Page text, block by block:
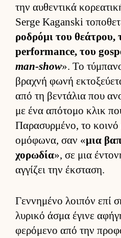
την αυ­θεντικά
Serge Kaganski
ροδρόμι του θεάτρου,
performance, του
man-show». Το
βραχνή φωνή
από τη βεντάλια που
με ένα απότομο κλικ
Παρασυρ­μένο, το κοινό
ομόφωνα, σαν «μια
χορωδία», σε μια
αγ­γίζει την έκ­σταση.
Γεν­νημένο λοι­πόν επί
λυρικό άσμα έγινε
φερόμενο από την